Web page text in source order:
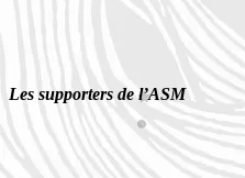
Les supporters de l’ASM